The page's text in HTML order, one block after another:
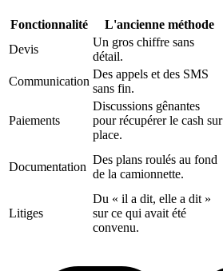
Fonctionnalité L'ancienne méthode
Devis
Un gros chiffre sans
détail.
Communication
Des appels et des SMS
sans fin.
Paiements
Discussions gênantes
pour récupérer le cash sur
place.
Documentation
Des plans roulés au fond
de la camionnette.
Litiges
Du « il a dit, elle a dit »
sur ce qui avait été
convenu.